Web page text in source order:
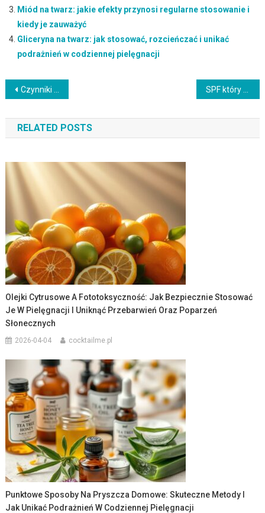
Miód na twarz: jakie efekty przynosi regularne stosowanie i
kiedy je zauważyć
Gliceryna na twarz: jak stosować, rozcieńczać i unikać
podrażnień w codziennej pielęgnacji
Nawigacja
wpisu
Czynniki nasilające rumień: jak rozpoznać wyzwalacze i łagodzić zaczerwienienia skóry na co dzień
RELATED POSTS
Olejki Cytrusowe A Fototoksyczność: Jak Bezpiecznie Stosować
Je W Pielęgnacji I Uniknąć Przebarwień Oraz Poparzeń
Słonecznych
2026-04-04 cocktailme.pl
Punktowe Sposoby Na Pryszcza Domowe: Skuteczne Metody I
Jak Unikać Podrażnień W Codziennej Pielęgnacji